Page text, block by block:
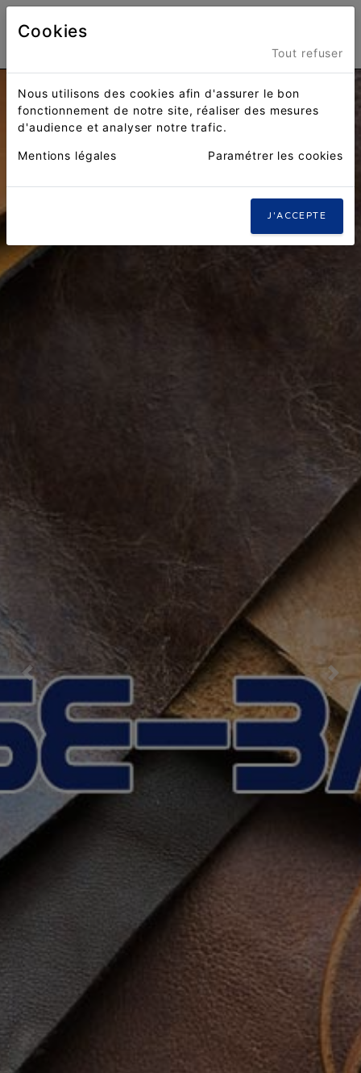
Previous Next
Cookies
Tout refuser
Nous utilisons des cookies afin d'assurer le bon
fonctionnement de notre site, réaliser des mesures
d'audience et analyser notre trafic.
Mentions légales Paramétrer les cookies
J'ACCEPTE